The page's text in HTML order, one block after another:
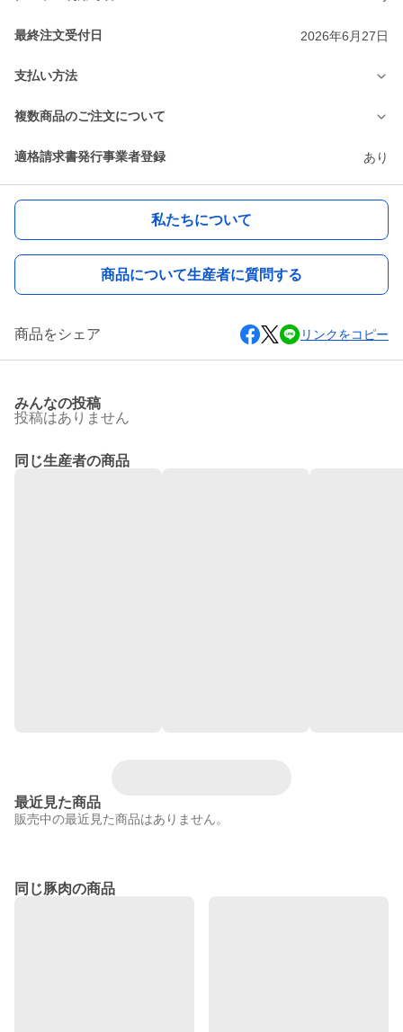
最終注文受付日 2026年6月27日
支払い方法
複数商品のご注文について
適格請求書発行事業者登録 あり
私たちについて
商品について生産者に質問する
商品をシェア リンクをコピー
みんなの投稿
投稿はありません
同じ生産者の商品
最近見た商品
販売中の最近見た商品はありません。
同じ豚肉の商品